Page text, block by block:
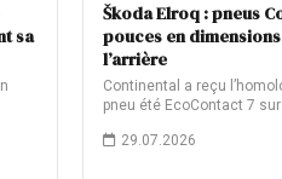
sa
Škoda Elroq : pneus
pouces en
l’arrière
Continental a reçu
pneu été EcoContact 7
29.07.2026